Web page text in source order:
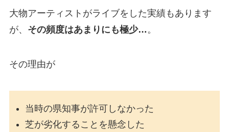
大物アーティストがライブをした実績もあります
が、 その頻度はあまりにも極少…。
その理由が
当時の県知事が許可しなかった
芝が劣化することを懸念した